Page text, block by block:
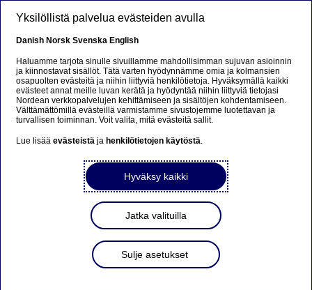
Sorry...
This page does not exist in your language. You will
Stay on this page|Continue
Nordea Bank AB (publ)
laskee liikkeeseen 44 uutta
Yksilöllistä palvelua evästeiden avulla
Danish Norsk Svenska English
Haluamme tarjota sinulle sivuillamme mahdollisimman sujuvan asioinnin
ja kiinnostavat sisällöt. Tätä varten hyödynnämme omia ja kolmansien
osapuolten evästeitä ja niihin liittyviä henkilötietoja. Hyväksymällä kaikki
evästeet annat meille luvan kerätä ja hyödyntää niihin liittyviä tietojasi
Nordean verkkopalvelujen kehittämiseen ja sisältöjen kohdentamiseen.
Välttämättömillä evästeillä varmistamme sivustojemme luotettavan ja
turvallisen toiminnan. Voit valita, mitä evästeitä sallit.
Lue lisääevästeistä ja henkilötietojen käytöstä.
Hyväksy kaikki
Jatka valituilla
Sulje asetukset